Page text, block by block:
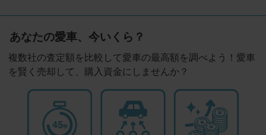
あなたの愛車、今いくら？
複数社の査定額を比較して愛車の最高額を調べよう！愛車
を賢く売却して、購入資金にしませんか？